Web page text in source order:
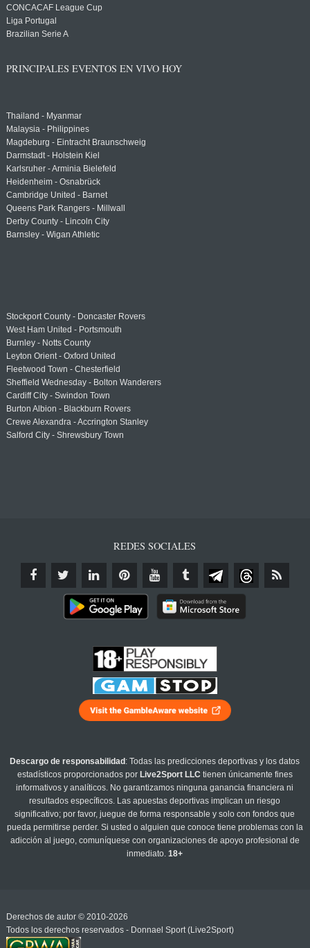
CONCACAF League Cup
Liga Portugal
Brazilian Serie A
PRINCIPALES EVENTOS EN VIVO HOY
Thailand - Myanmar
Malaysia - Philippines
Magdeburg - Eintracht Braunschweig
Darmstadt - Holstein Kiel
Karlsruher - Arminia Bielefeld
Heidenheim - Osnabrück
Cambridge United - Barnet
Queens Park Rangers - Millwall
Derby County - Lincoln City
Barnsley - Wigan Athletic
Stockport County - Doncaster Rovers
West Ham United - Portsmouth
Burnley - Notts County
Leyton Orient - Oxford United
Fleetwood Town - Chesterfield
Sheffield Wednesday - Bolton Wanderers
Cardiff City - Swindon Town
Burton Albion - Blackburn Rovers
Crewe Alexandra - Accrington Stanley
Salford City - Shrewsbury Town
REDES SOCIALES
Descargo de responsabilidad : Todas las predicciones deportivas y los datos
estadísticos proporcionados por Live2Sport LLC tienen únicamente fines
informativos y analíticos. No garantizamos ninguna ganancia financiera ni
resultados específicos. Las apuestas deportivas implican un riesgo
significativo; por favor, juegue de forma responsable y solo con fondos que
pueda permitirse perder. Si usted o alguien que conoce tiene problemas con la
adicción al juego, comuníquese con organizaciones de apoyo profesional de
inmediato.18+
Derechos de autor © 2010-2026
Todos los derechos reservados - Donnael Sport (Live2Sport)